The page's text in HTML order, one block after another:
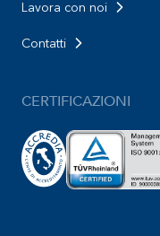
Lavora con noi
Contatti
CERTIFICAZIONI